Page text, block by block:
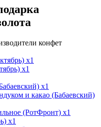
конфет
x1
x1
x1
x1
x1